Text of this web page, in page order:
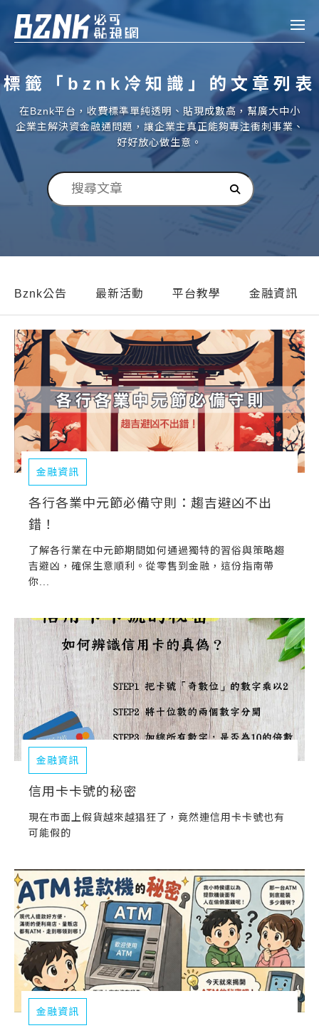
Bznk 必可貼現網
帳款轉讓
投資
申貸
企業融資
房屋副擔保融資
常見問題
帳款轉讓
企業專案融資
房屋副擔保融資
平台操作
知識專區
平台介紹
註冊 登入
標籤「bznk冷知識」的文章列表
在Bznk平台，收費標準單純透明、貼現成數高，幫廣大中小
企業主解決資金融通問題，讓企業主真正能夠專注衝刺事業、
好好放心做生意。
Bznk公告 最新活動 平台教學 金融資訊
金融資訊
各行各業中元節必備守則：趨吉避凶不出
錯！
了解各行業在中元節期間如何通過獨特的習俗與策略趨
吉避凶，確保生意順利。從零售到金融，這份指南帶
你...
金融資訊
信用卡卡號的秘密
現在市面上假貨越來越猖狂了，竟然連信用卡卡號也有
可能假的
金融資訊